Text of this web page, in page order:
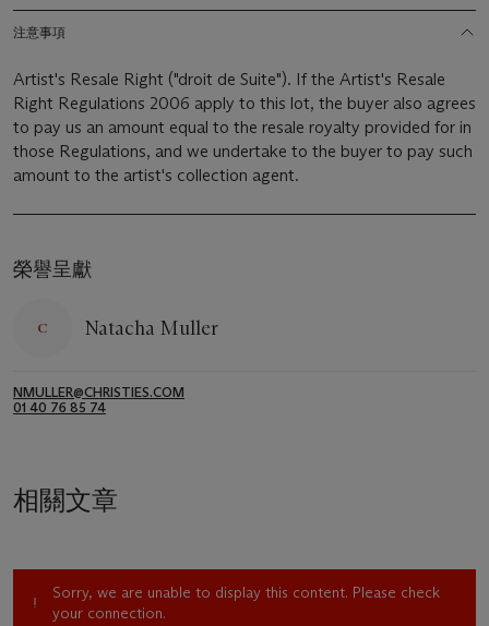
注意事項
Artist's Resale Right ("droit de Suite"). If the Artist's Resale
Right Regulations 2006 apply to this lot, the buyer also agrees
to pay us an amount equal to the resale royalty provided for in
those Regulations, and we undertake to the buyer to pay such
amount to the artist's collection agent.
榮譽呈獻
Natacha Muller
NMULLER@CHRISTIES.COM
01 40 76 85 74
相關文章
Sorry, we are unable to display this content. Please check
your connection.